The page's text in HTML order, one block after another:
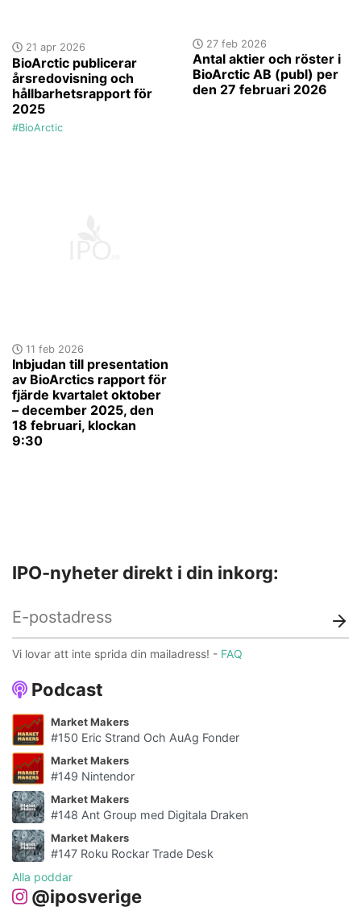
21 apr 2026
BioArctic publicerar
årsredovisning och
hållbarhetsrapport för
2025
#BioArctic
27 feb 2026
Antal aktier och röster i
BioArctic AB (publ) per
den 27 februari 2026
11 feb 2026
Inbjudan till presentation
av BioArctics rapport för
fjärde kvartalet oktober
– december 2025, den
18 februari, klockan
9:30
Podcast
Market Makers
#150 Eric Strand Och AuAg Fonder
Market Makers
#149 Nintendor
Market Makers
#148 Ant Group med Digitala Draken
Market Makers
#147 Roku Rockar Trade Desk
Alla poddar
@iposverige
IPO-nyheter direkt i din inkorg:
Vi lovar att inte sprida din mailadress! - FAQ